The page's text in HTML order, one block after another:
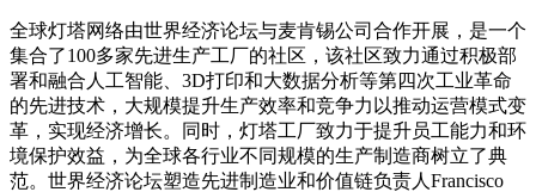
全球灯塔网络由世界经济论坛与麦肯锡公司合作开展，是一个
集合了100多家先进生产工厂的社区，该社区致力通过积极部
署和融合人工智能、3D打印和大数据分析等第四次工业革命
的先进技术，大规模提升生产效率和竞争力以推动运营模式变
革，实现经济增长。同时，灯塔工厂致力于提升员工能力和环
境保护效益，为全球各行业不同规模的生产制造商树立了典
范。世界经济论坛塑造先进制造业和价值链负责人Francisco